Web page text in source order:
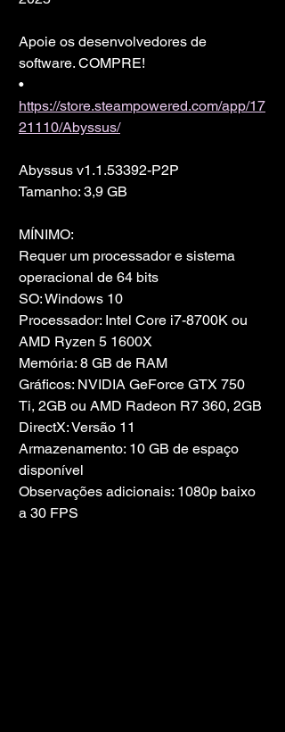
Apoie os desenvolvedores de
software. COMPRE!
•
https://store.steampowered.com/app/17
21110/Abyssus/
Abyssus v1.1.53392-P2P
Tamanho: 3,9 GB
MÍNIMO:
Requer um processador e sistema
operacional de 64 bits
SO: Windows 10
Processador: Intel Core i7-8700K ou
AMD Ryzen 5 1600X
Memória: 8 GB de RAM
Gráficos: NVIDIA GeForce GTX 750
Ti, 2GB ou AMD Radeon R7 360, 2GB
DirectX: Versão 11
Armazenamento: 10 GB de espaço
disponível
Observações adicionais: 1080p baixo
a 30 FPS